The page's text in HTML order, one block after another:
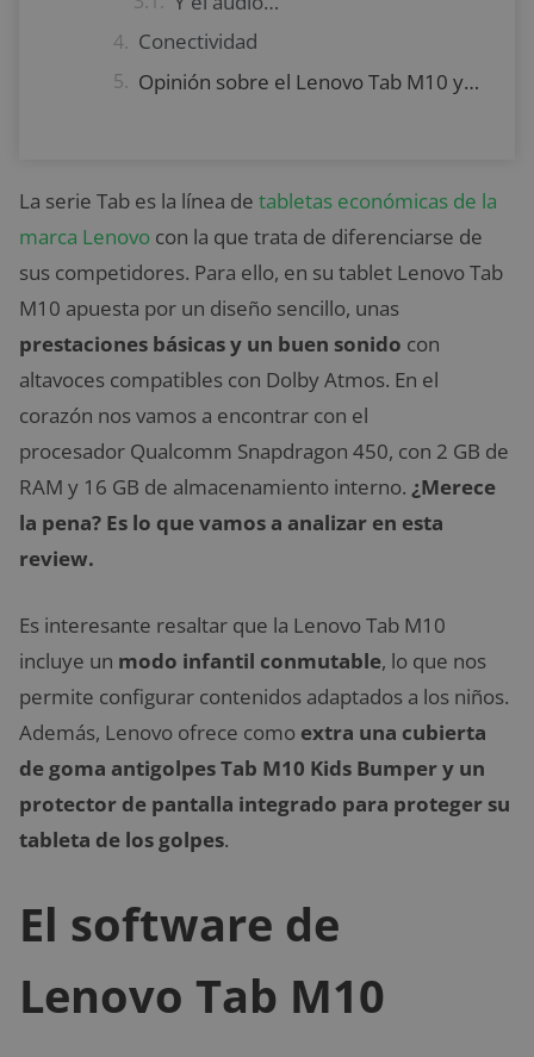
Conectividad
Opinión sobre el Lenovo Tab M10 y mejor oferta
La serie Tab es la línea de tabletas económicas de la
marca Lenovo con la que trata de diferenciarse de
sus competidores. Para ello, en su tablet Lenovo Tab
M10 apuesta por un diseño sencillo, unas
prestaciones básicas y un buen sonido con
altavoces compatibles con Dolby Atmos. En el
corazón nos vamos a encontrar con el
procesador Qualcomm Snapdragon 450, con 2 GB de
RAM y 16 GB de almacenamiento interno. ¿Merece
la pena? Es lo que vamos a analizar en esta
review.
Es interesante resaltar que la Lenovo Tab M10
incluye un modo infantil conmutable, lo que nos
permite configurar contenidos adaptados a los niños.
Además, Lenovo ofrece como extra una cubierta
de goma antigolpes Tab M10 Kids Bumper y un
protector de pantalla integrado para proteger su
tableta de los golpes.
El software de
Lenovo Tab M10